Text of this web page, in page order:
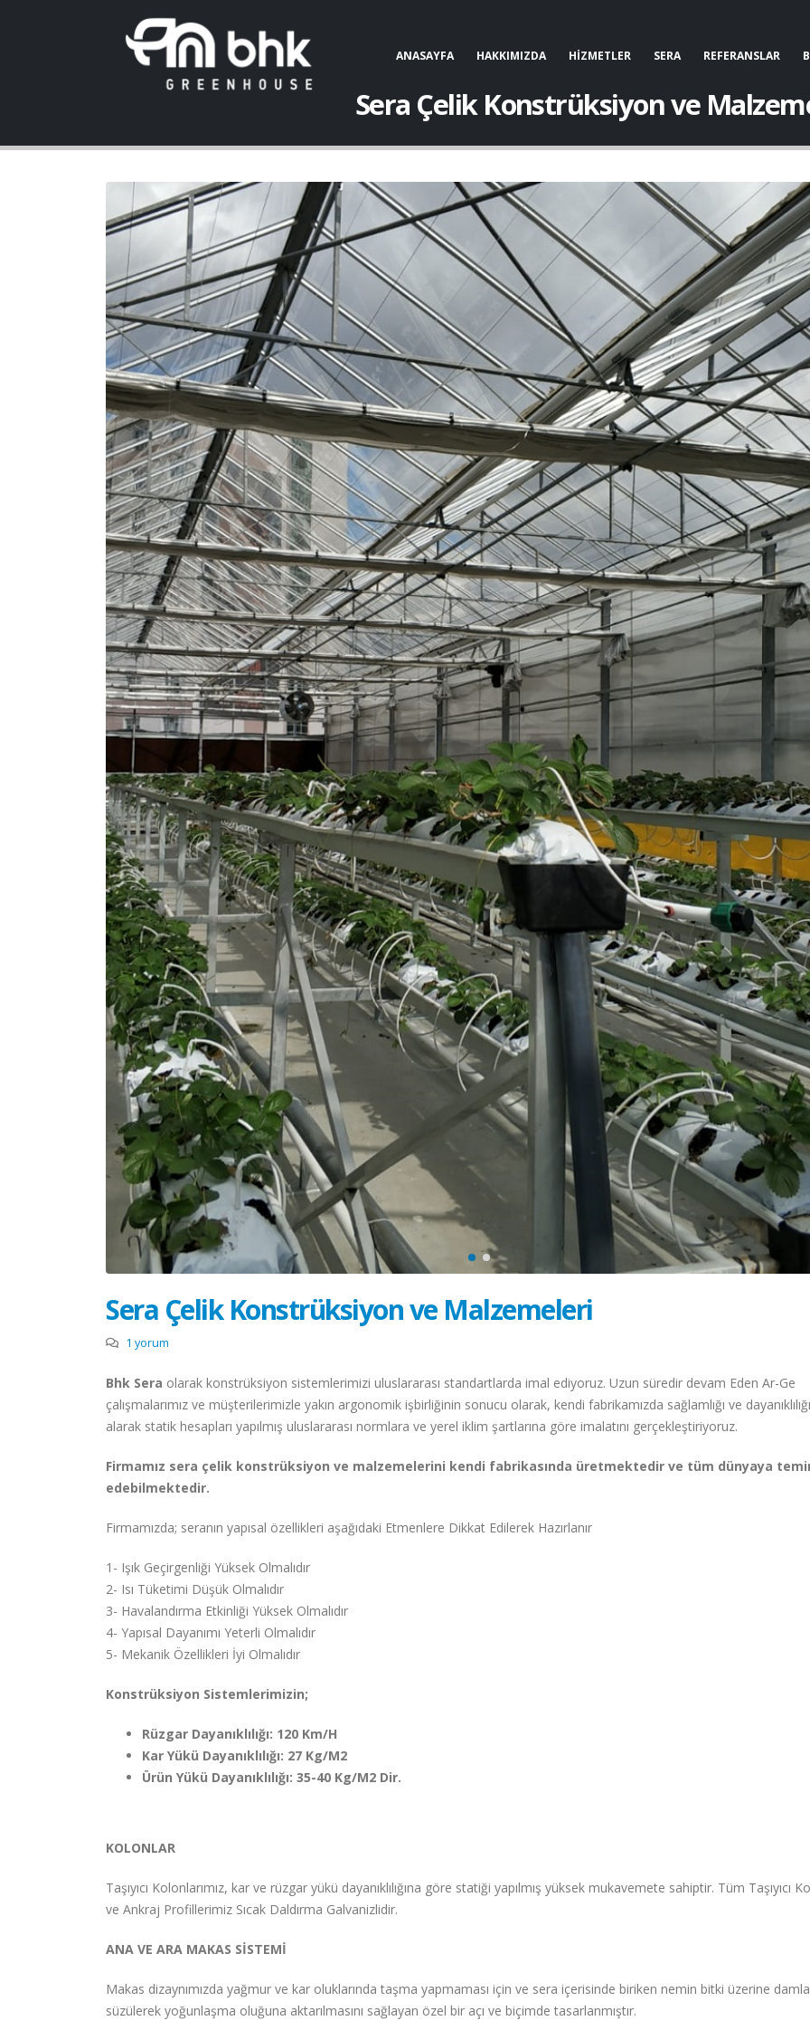
ANASAYFA HAKKIMIZDA HİZMETLER SERA REFERANSLAR
Sera Çelik Konstrüksiyon ve
Sera Çelik Konstrüksiyon ve Malzemeleri
1 yorum
Bhk Sera olarak konstrüksiyon sistemlerimizi uluslararası standartlarda imal ediyoruz. Uzun süredir devam Eden Ar-Ge
çalışmalarımız ve müşterilerimizle yakın argonomik işbirliğinin sonucu olarak, kendi fabrikamızda sağlamlığı ve
alarak statik hesapları yapılmış uluslararası normlara ve yerel iklim şartlarına göre imalatını gerçekleştiriyoruz.
Firmamız sera çelik konstrüksiyon ve malzemelerini kendi fabrikasında üretmektedir ve tüm dünyaya
edebilmektedir.
Firmamızda; seranın yapısal özellikleri aşağıdaki Etmenlere Dikkat Edilerek Hazırlanır
1- Işık Geçirgenliği Yüksek Olmalıdır
2- Isı Tüketimi Düşük Olmalıdır
3- Havalandırma Etkinliği Yüksek Olmalıdır
4- Yapısal Dayanımı Yeterli Olmalıdır
5- Mekanik Özellikleri İyi Olmalıdır
Konstrüksiyon Sistemlerimizin;
Rüzgar Dayanıklılığı: 120 Km/H
Kar Yükü Dayanıklılığı: 27 Kg/M2
Ürün Yükü Dayanıklılığı: 35-40 Kg/M2 Dir.
KOLONLAR
Taşıyıcı Kolonlarımız, kar ve rüzgar yükü dayanıklılığına göre statiği yapılmış yüksek mukavemete sahiptir. Tüm Taşıyıcı
ve Ankraj Profillerimiz Sıcak Daldırma Galvanizlidir.
ANA VE ARA MAKAS SİSTEMİ
Makas dizaynımızda yağmur ve kar oluklarında taşma yapmaması için ve sera içerisinde biriken nemin bitki üzerine
süzülerek yoğunlaşma oluğuna aktarılmasını sağlayan özel bir açı ve biçimde tasarlanmıştır.